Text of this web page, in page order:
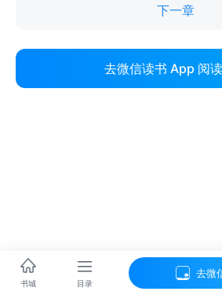
下一章
去微信读书 App 阅
书城 目录
去微